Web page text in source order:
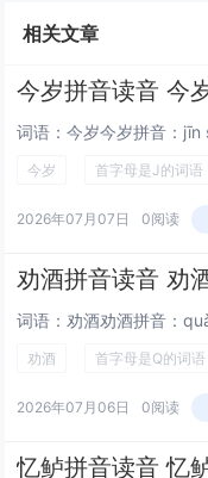
相关文章
今岁 首字母是J的词语
2026年07月07日 0阅读
劝酒 首字母是Q的词语
2026年07月06日 0阅读